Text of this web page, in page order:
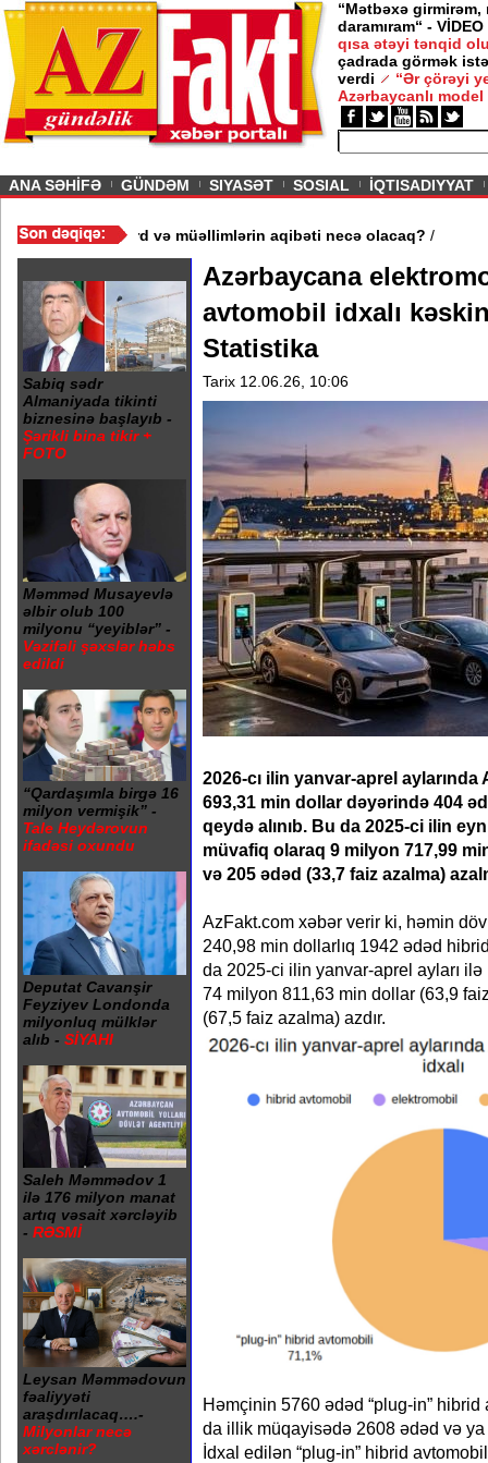
“Mətbəxə girmirəm,
daramıram“ - VİDEO
qısa ətəyi tənqid
çadrada görmək
verdi
“Ər çörəyi
Azərbaycanlı model
ANA SƏHİFƏ GÜNDƏM SIYASƏT SOSIAL İQTISADIYYAT
məktəb bağlandı - Şagird və müəllimlərin aqibəti necə olacaq?
Sabiq sədr
Almaniyada tikinti
biznesinə başlayıb -
Şərikli bina tikir +
FOTO
Məmməd Musayevlə
əlbir olub 100
milyonu “yeyiblər” -
Vəzifəli şəxslər həbs
edildi
“Qardaşımla birgə 16
milyon vermişik” -
Tale Heydərovun
ifadəsi oxundu
Deputat Cavanşir
Feyziyev Londonda
milyonluq mülklər
alıb - SİYAHI
Saleh Məmmədov 1
ilə 176 milyon manat
artıq vəsait xərcləyib
- RƏSMİ
Leysan Məmmədovun
fəaliyyəti
araşdırılacaq….-
Milyonlar necə
xərclənir?
Azərbaycana
avtomobil idxalı
Statistika
Tarix 12.06.26, 10:06
2026-cı ilin yanvar-aprel
693,31 min dollar dəyərində 404
qeydə alınıb. Bu da 2025-ci ilin
müvafiq olaraq 9 milyon 717,99
və 205 ədəd (33,7 faiz azalma)
AzFakt.com xəbər verir ki, həmin
240,98 min dollarlıq 1942 ədəd
da 2025-ci ilin yanvar-aprel ayları
74 milyon 811,63 min dollar (63,9
(67,5 faiz azalma) azdır.
Həmçinin 5760 ədəd “plug-in”
da illik müqayisədə 2608 ədəd və
İdxal edilən “plug-in” hibrid